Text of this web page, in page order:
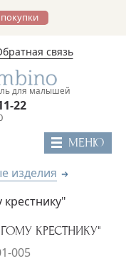
связь
для малышей
22
МЕНЮ
изделия
КРЕСТНИКУ"
005